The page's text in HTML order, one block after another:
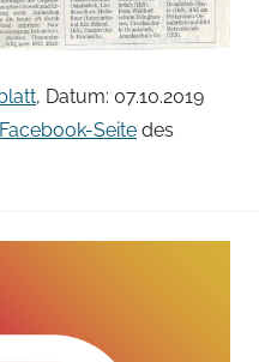
s
G
u
e
-
e
, Datum: 07.10.2019
Facebook-Seite des